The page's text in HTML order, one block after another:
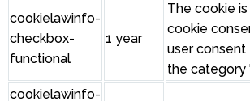
cookielawinfo-
checkbox-
functional
1 year
The cookie
cookie
user
the category
cookielawinfo-